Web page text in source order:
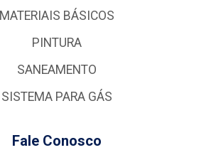
MATERIAIS BÁSICOS
PINTURA
SANEAMENTO
SISTEMA PARA GÁS
Fale Conosco